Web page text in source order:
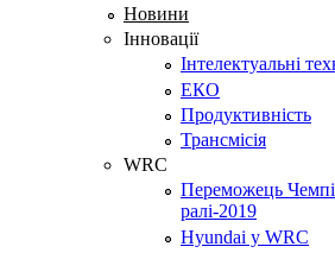
Новини
Інновації
Інтелектуальні
ЕКО
Продуктивність
Трансмісія
WRC
Переможець
ралі-2019
Hyundai у WRC